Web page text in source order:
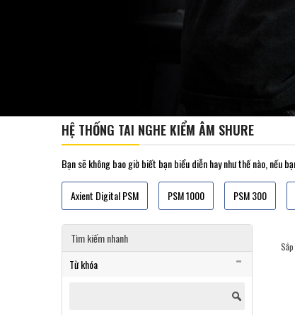
HỆ THỐNG TAI NGHE KIỂM ÂM SHURE
Bạn sẽ không bao giờ biết bạn biểu diễn hay như thế nào, nếu
Axient Digital PSM PSM 1000 PSM 300
Tìm kiếm nhanh
Từ khóa